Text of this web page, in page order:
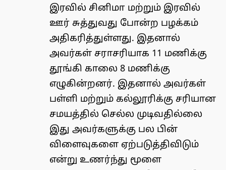
இரவில் சினிமா மற்றும் இரவில்
ஊர் சுத்துவது போன்ற பழக்கம்
அதிகரித்துள்ளது. இதனால்
அவர்கள் சராசரியாக 11 மணிக்கு
தூங்கி காலை 8 மணிக்கு
எழுகின்றனர். இதனால் அவர்கள்
பள்ளி மற்றும் கல்லூரிக்கு சரியான
சமயத்தில் செல்ல முடிவதில்லை
இது அவர்களுக்கு பல பின்
விளைவுகளை ஏற்படுத்திவிடும்
என்று உணர்ந்து மூளை